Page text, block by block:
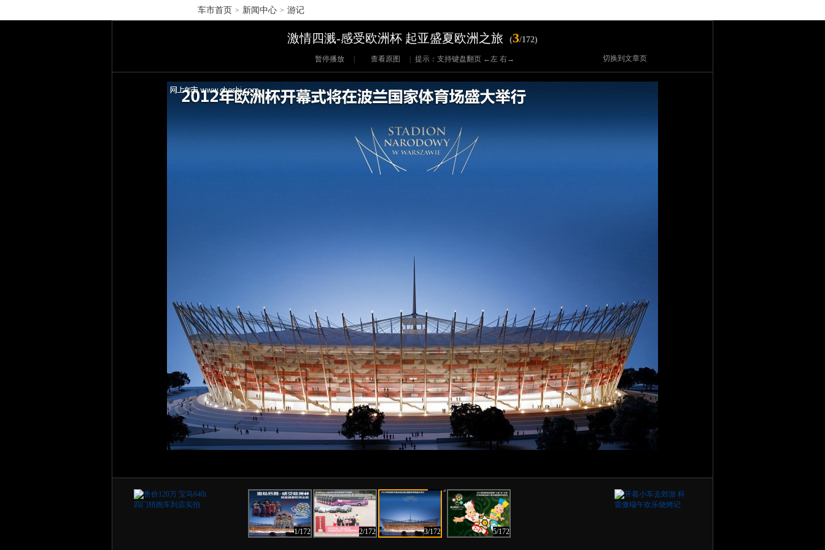
车市首页 > 新闻中心 > 游记
激情四溅-感受欧洲杯 起亚盛夏欧洲之旅 (3/172)
暂停播放 | 查看原图 | 提示：支持键盘翻页 ←左 右→ 切换到文章页
1/172 2/172 3/172 5/172